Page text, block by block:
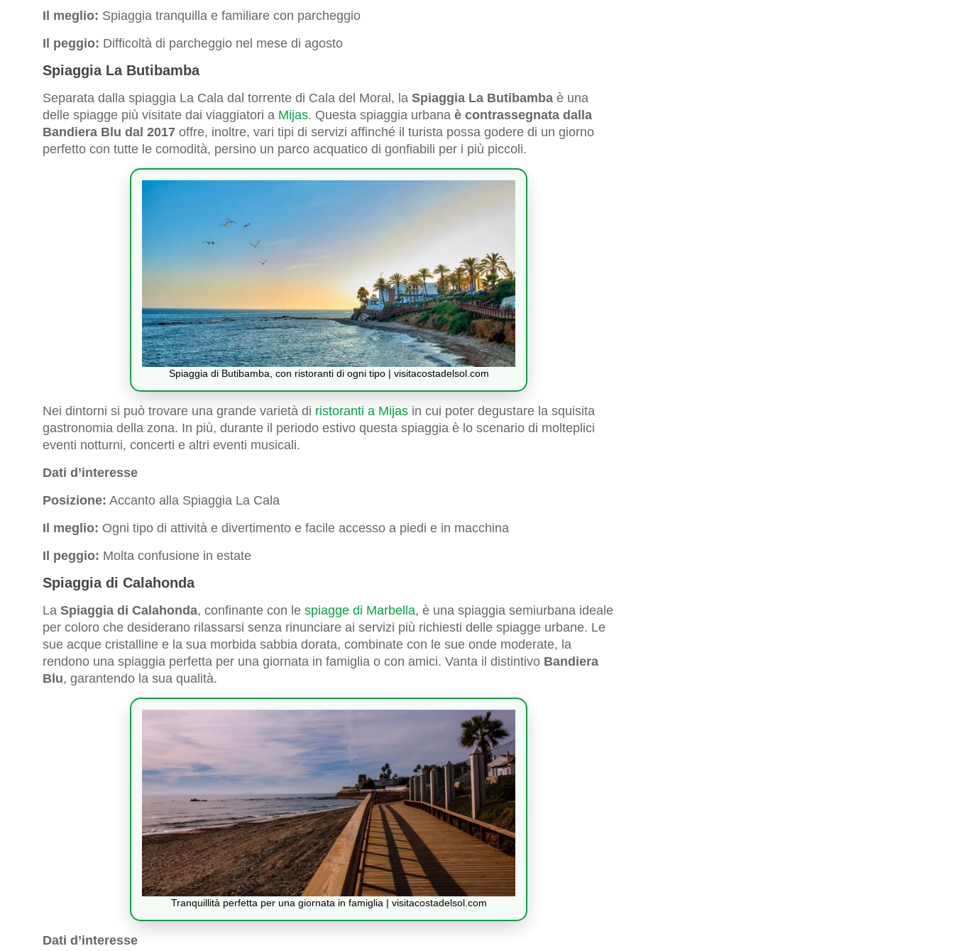
Il meglio: Spiaggia tranquilla e familiare con parcheggio
Il peggio: Difficoltà di parcheggio nel mese di agosto
Spiaggia La Butibamba
Separata dalla spiaggia La Cala dal torrente di Cala del Moral, la Spiaggia La Butibamba è una
delle spiagge più visitate dai viaggiatori a Mijas. Questa spiaggia urbana è contrassegnata dalla
Bandiera Blu dal 2017 offre, inoltre, vari tipi di servizi affinché il turista possa godere di un giorno
perfetto con tutte le comodità, persino un parco acquatico di gonfiabili per i più piccoli.
Spiaggia di Butibamba, con ristoranti di ogni tipo | visitacostadelsol.com
Nei dintorni si può trovare una grande varietà di ristoranti a Mijas in cui poter degustare la squisita
gastronomia della zona. In più, durante il periodo estivo questa spiaggia è lo scenario di molteplici
eventi notturni, concerti e altri eventi musicali.
Dati d’interesse
Posizione: Accanto alla Spiaggia La Cala
Il meglio: Ogni tipo di attività e divertimento e facile accesso a piedi e in macchina
Il peggio: Molta confusione in estate
Spiaggia di Calahonda
La Spiaggia di Calahonda, confinante con le spiagge di Marbella, è una spiaggia semiurbana ideale
per coloro che desiderano rilassarsi senza rinunciare ai servizi più richiesti delle spiagge urbane. Le
sue acque cristalline e la sua morbida sabbia dorata, combinate con le sue onde moderate, la
rendono una spiaggia perfetta per una giornata in famiglia o con amici. Vanta il distintivo Bandiera
Blu, garantendo la sua qualità.
Tranquillità perfetta per una giornata in famiglia | visitacostadelsol.com
Dati d’interesse